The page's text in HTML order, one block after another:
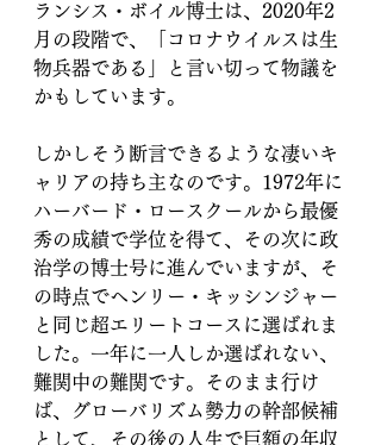
ランシス・ボイル博士は、2020年2
月の段階で、「コロナウイルスは生
物兵器である」と言い切って物議を
かもしています。
しかしそう断言できるような凄いキ
ャリアの持ち主なのです。1972年に
ハーバード・ロースクールから最優
秀の成績で学位を得て、その次に政
治学の博士号に進んでいますが、そ
の時点でヘンリー・キッシンジャー
と同じ超エリートコースに選ばれま
した。一年に一人しか選ばれない、
難関中の難関です。そのまま行け
ば、グローバリズム勢力の幹部候補
として、その後の人生で巨額の年収